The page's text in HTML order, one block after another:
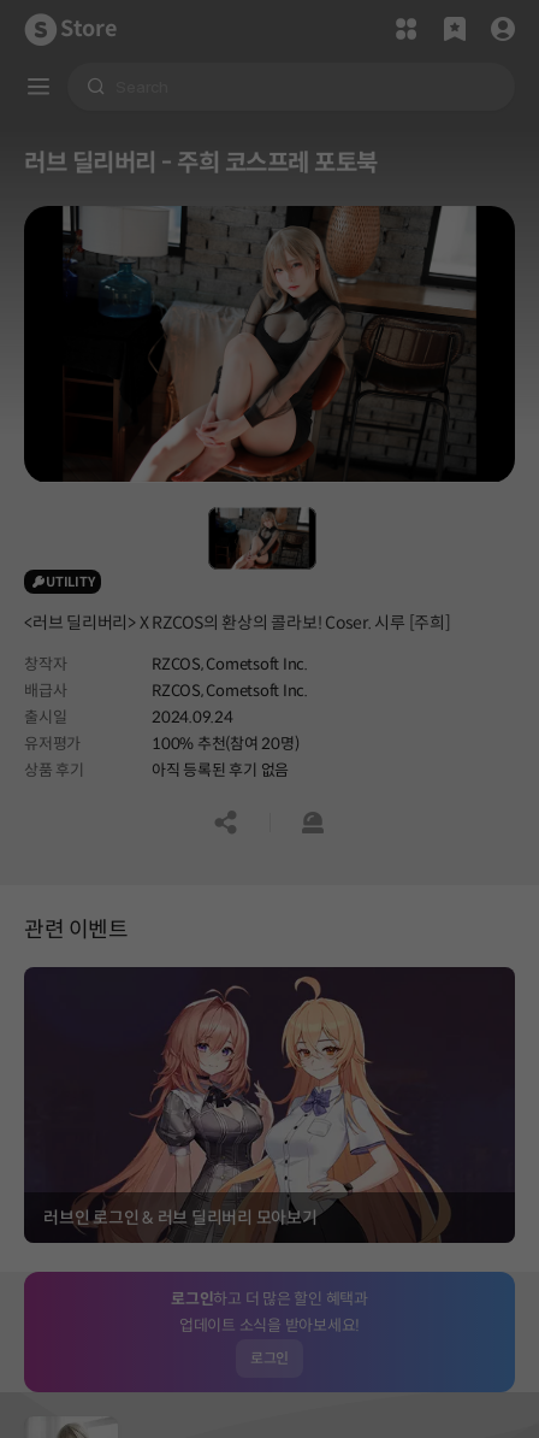
Store
러브 딜리버리 - 주희 코스프레 포토북
UTILITY
<러브 딜리버리> X RZCOS의 환상의 콜라보! Coser. 시루 [주희]
창작자
RZCOS, Cometsoft Inc.
배급사
RZCOS, Cometsoft Inc.
출시일
2024.09.24
유저평가
100% 추천(참여 20명)
상품 후기
아직 등록된 후기 없음
공유하기신고하기
관련 이벤트
러브인 로그인 & 러브 딜리버리 모아보기
페이지 이동
로그인하고 더 많은 할인 혜택과
업데이트 소식을 받아보세요!
로그인